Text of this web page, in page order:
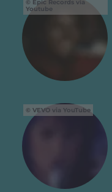
Epic Records via
Youtube
VEVO via YouTube